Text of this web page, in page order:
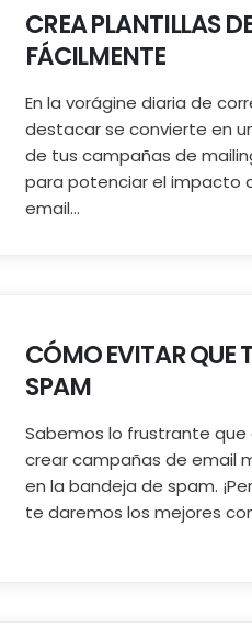
CREA PLANTILLAS
FÁCILMENTE
En la vorágine diaria de
destacar se convierte en
de tus campañas de
para potenciar el impacto
email...
CÓMO EVITAR QUE
SPAM
Sabemos lo frustrante
crear campañas de email
en la bandeja de spam.
te daremos los mejores